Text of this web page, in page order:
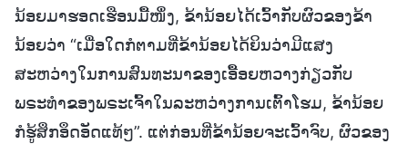
ນ້ອຍມາຮອດເຮືອນມື້ໜຶ່ງ, ຂ້ານ້ອຍໄດ້ເວົ້າກັບຜົວຂອງຂ້າ
ນ້ອຍວ່າ “ເມື່ອໃດກໍຕາມທີ່ຂ້ານ້ອຍໄດ້ຍິນວ່າມີແສງ
ສະຫວ່າງໃນການສົນທະນາຂອງເອື້ອຍຫວາງກ່ຽວກັບ
ພຣະທຳຂອງພຣະເຈົ້າໃນລະຫວ່າງການເຕົ້າໂຮມ, ຂ້ານ້ອຍ
ກໍຮູ້ສຶກອຶດອັດແທ້ໆ”. ແຕ່ກ່ອນທີ່ຂ້ານ້ອຍຈະເວົ້າຈົບ, ຜົວຂອງ